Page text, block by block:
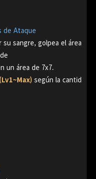
de Ataque
su sangre, golpea el área
un área de 7x7.
según la cantid